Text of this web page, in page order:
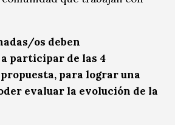
os deben
participar de las 4
para lograr una
evaluar la evolución de la